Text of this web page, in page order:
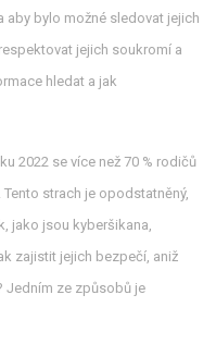
aby bylo možné sledovat jejich
jejich soukromí a
hledat a jak
2022 se více než 70 % rodičů
strach je opodstatněný,
jako jsou kyberšikana,
zajistit jejich bezpečí, aniž
Jedním ze způsobů je